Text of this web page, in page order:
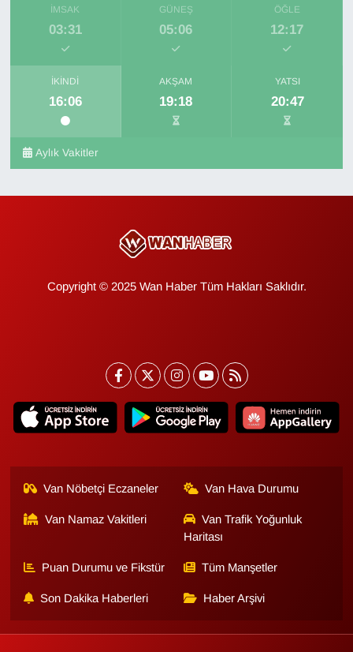
İMSAK
03:31
GÜNEŞ
05:06
ÖĞLE
12:17
İKINDI
16:06
AKŞAM
19:18
YATSI
20:47
Aylık Vakitler
Copyright © 2025 Wan Haber Tüm Hakları Saklıdır.
Van Nöbetçi Eczaneler Van Hava Durumu
Van Namaz Vakitleri
Van Trafik Yoğunluk
Haritası
Puan Durumu ve Fikstür Tüm Manşetler
Son Dakika Haberleri Haber Arşivi